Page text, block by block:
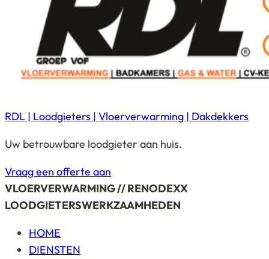
RDL | Loodgieters | Vloerverwarming | Dakdekkers
Uw betrouwbare loodgieter aan huis.
Vraag een offerte aan
VLOERVERWARMING // RENODEXX
LOODGIETERSWERKZAAMHEDEN
HOME
DIENSTEN